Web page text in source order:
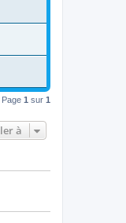
Page 1 sur 1
à